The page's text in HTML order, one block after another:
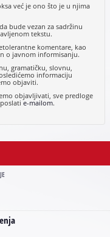
već je ono što je u njima
bude vezan za sadržinu
tekstu.
komentare, kao
o javnom informisanju.
gramatičku, slovnu,
informaciju
objaviti.
objavljivati, sve predloge
poslatie-mailom.